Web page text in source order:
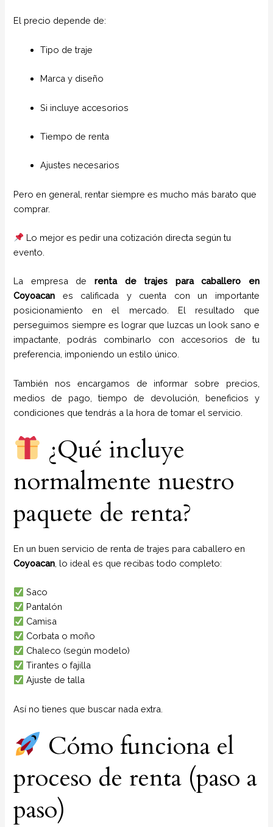
El precio depende de:
Tipo de traje
Marca y diseño
Si incluye accesorios
Tiempo de renta
Ajustes necesarios
Pero en general, rentar siempre es mucho más barato que
comprar.
Lo mejor es pedir una cotización directa según tu
evento.
La empresa de renta de trajes para caballero
en
Coyoacan
es calificada y cuenta con un importante
posicionamiento en el mercado. El resultado que
perseguimos siempre es lograr que luzcas un look sano e
impactante, podrás combinarlo con accesorios de tu
preferencia, imponiendo un estilo único.
También nos encargamos de informar sobre precios,
medios de pago, tiempo de devolución, beneficios y
condiciones que tendrás a la hora de tomar el servicio.
¿Qué incluye
normalmente nuestro
paquete de renta?
En un buen servicio de renta de trajes para caballero en
Coyoacan , lo ideal es que recibas todo completo:
Saco
Pantalón
Camisa
Corbata o moño
Chaleco (según modelo)
Tirantes o fajilla
Ajuste de talla
Así no tienes que buscar nada extra.
Cómo funciona el
proceso de renta (paso a
paso)